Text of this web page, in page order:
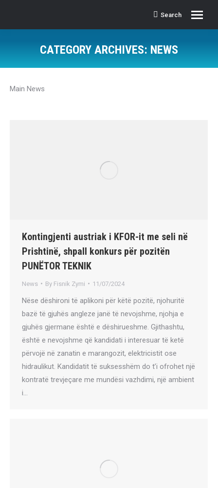
Search:
Search
CATEGORY ARCHIVES: NEWS
Main News
Kontingjenti austriak i KFOR-it me seli në
Prishtinë, shpall konkurs për pozitën
PUNËTOR TEKNIK
News By Fisnik Zymi 11/07/2024
Nëse dëshironi të aplikoni për këtë pozitë, njohuritë
bazë të gjuhës angleze janë të nevojshme, njohja e
gjuhës gjermane është e dëshirueshme. Gjithashtu,
është e nevojshme që kandidati i interesuar të ketë
përvojë në zanatin e marangozit, elektricistit ose
hidraulikut. Kandidatit të suksesshëm do t’i ofrohet një
kontratë trevjeçare me mundësi vazhdimi, një ambient
i…